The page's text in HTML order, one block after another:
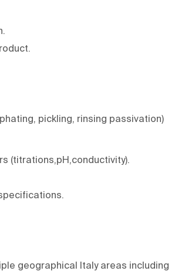
pickling, rinsing passivation)
(titrations,pH,conductivity).
geographical Italy areas including